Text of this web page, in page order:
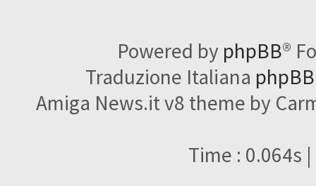
Powered by phpBB®
Traduzione Italiana
Amiga News.it v8 theme by
Time : 0.064s